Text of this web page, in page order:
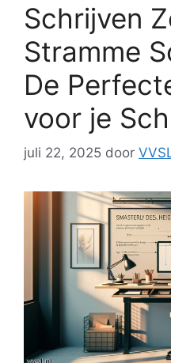
Schrijven
Stramme
De
voor je
juli 22, 2025 door